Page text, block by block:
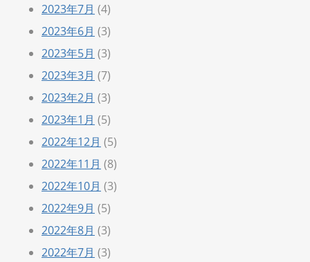
2023年7月 (4)
2023年6月 (3)
2023年5月 (3)
2023年3月 (7)
2023年2月 (3)
2023年1月 (5)
2022年12月 (5)
2022年11月 (8)
2022年10月 (3)
2022年9月 (5)
2022年8月 (3)
2022年7月 (3)